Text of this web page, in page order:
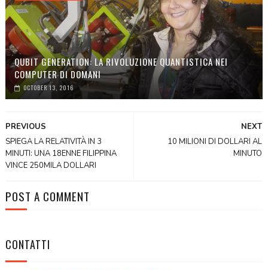
QUBIT GENERATION: LA RIVOLUZIONE QUANTISTICA NEI
COMPUTER DI DOMANI
OCTOBER 13, 2016
NEXT
10 MILIONI DI DOLLARI AL
MINUTO
PREVIOUS
SPIEGA LA RELATIVITÀ IN 3
MINUTI: UNA 18ENNE FILIPPINA
VINCE 250MILA DOLLARI
POST A COMMENT
CONTATTI